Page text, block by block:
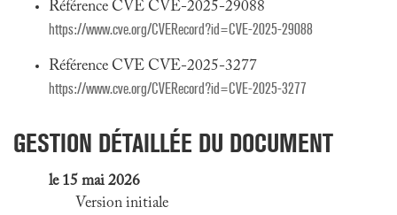
Référence CVE CVE-2025-29088
https://www.cve.org/CVERecord?id=CVE-2025-29088
Référence CVE CVE-2025-3277
https://www.cve.org/CVERecord?id=CVE-2025-3277
GESTION DÉTAILLÉE DU DOCUMENT
le 15 mai 2026
Version initiale